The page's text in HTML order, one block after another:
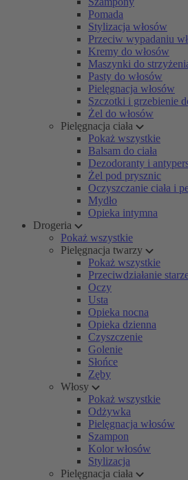
Pomada
Stylizacja włosów
Przeciw wypadaniu
Kremy do włosów
Maszynki do
Pasty do włosów
Pielęgnacja włosów
Szczotki i grzebienie
Żel do włosów
Pielęgnacja ciała
Pokaż wszystkie
Balsam do ciała
Dezodoranty i
Żel pod prysznic
Oczyszczanie ciała i
Mydło
Opieka intymna
Drogeria
Pokaż wszystkie
Pielęgnacja twarzy
Pokaż wszystkie
Przeciwdziałanie
Oczy
Usta
Opieka nocna
Opieka dzienna
Czyszczenie
Golenie
Słońce
Zęby
Włosy
Pokaż wszystkie
Odżywka
Pielęgnacja włosów
Szampon
Kolor włosów
Stylizacja
Pielęgnacja ciała